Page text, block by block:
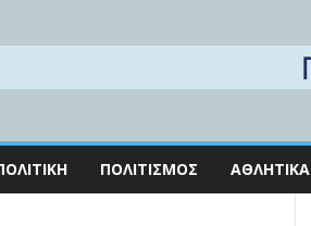
ΠΟΛΙΤΙΣΜΌΣ ΑΘΛΗΤΙΚΆ